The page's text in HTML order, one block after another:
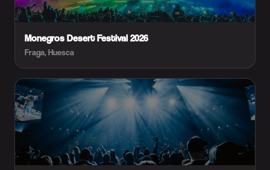
Monegros Desert Festival 2026
Fraga, Huesca